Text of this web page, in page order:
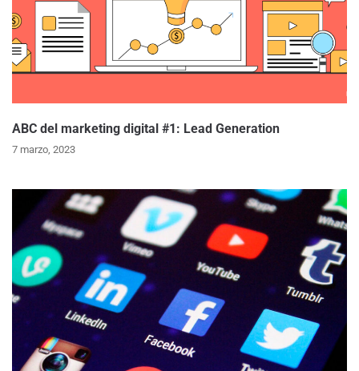
ABC del marketing digital #1: Lead Generation
7 marzo, 2023